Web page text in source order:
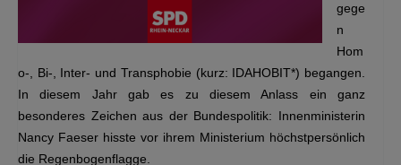
gege
n
Hom
o-, Bi-, Inter- und Transphobie (kurz: IDAHOBIT*) begangen.
In diesem Jahr gab es zu diesem Anlass ein ganz
besonderes Zeichen aus der Bundespolitik: Innenministerin
Nancy Faeser hisste vor ihrem Ministerium höchstpersönlich
die Regenbogenflagge.